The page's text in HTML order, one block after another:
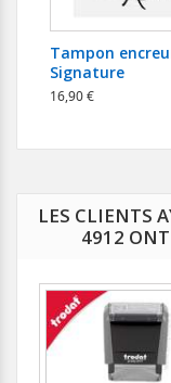
Tampon
Signature
16,90 €
LES CLIENTS
4912